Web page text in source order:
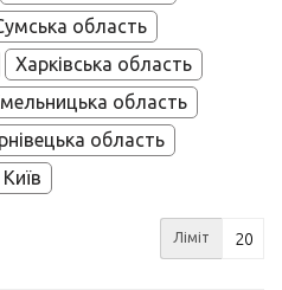
область
Харківська область
область
область
Ліміт